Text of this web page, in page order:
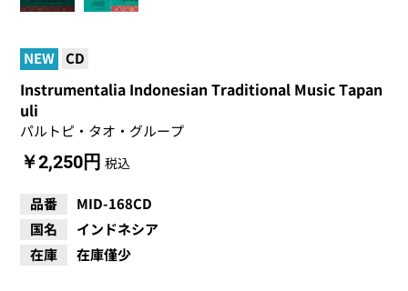
NEW CD
Instrumentalia Indonesian Traditional Music Tapan
uli
パルトピ・タオ・グループ
￥2,250円 税込
品番
MID-168CD
国名
インドネシア
在庫
在庫僅少